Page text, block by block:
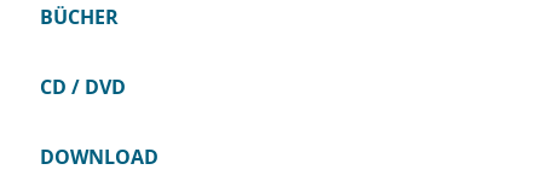
BÜCHER
CD / DVD
DOWNLOAD